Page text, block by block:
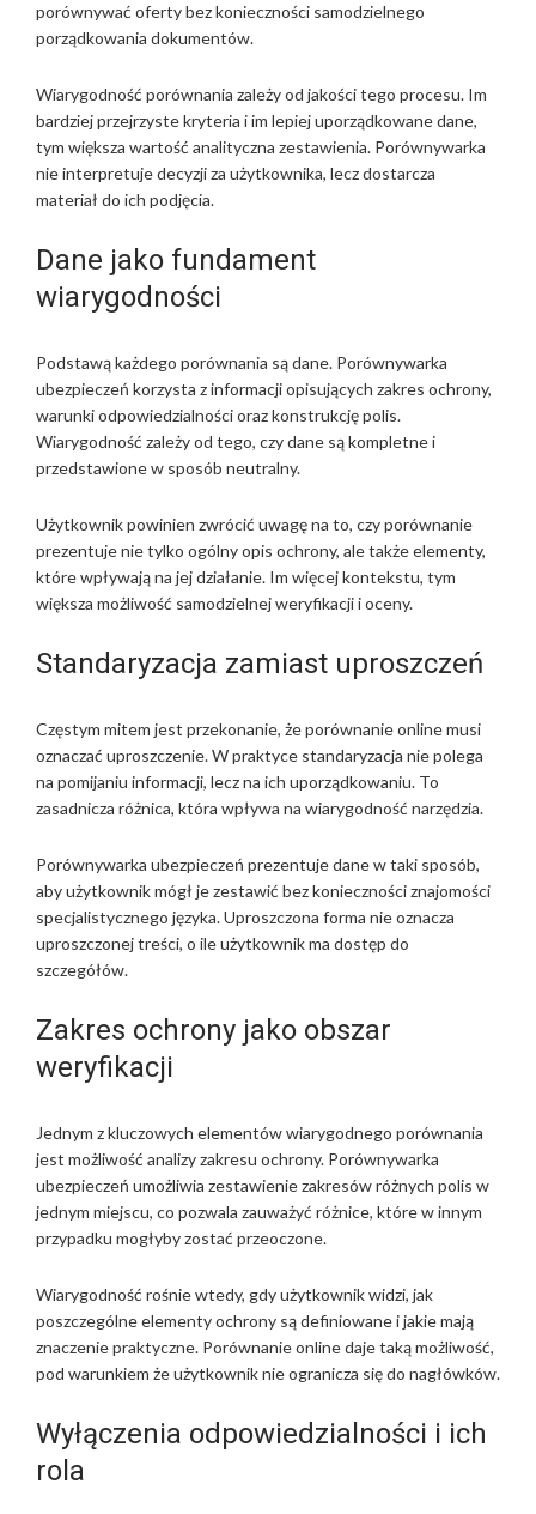
porównywać oferty bez konieczności samodzielnego
porządkowania dokumentów.
Wiarygodność porównania zależy od jakości tego procesu. Im
bardziej przejrzyste kryteria i im lepiej uporządkowane dane,
tym większa wartość analityczna zestawienia. Porównywarka
nie interpretuje decyzji za użytkownika, lecz dostarcza
materiał do ich podjęcia.
Dane jako fundament
wiarygodności
Podstawą każdego porównania są dane. Porównywarka
ubezpieczeń korzysta z informacji opisujących zakres ochrony,
warunki odpowiedzialności oraz konstrukcję polis.
Wiarygodność zależy od tego, czy dane są kompletne i
przedstawione w sposób neutralny.
Użytkownik powinien zwrócić uwagę na to, czy porównanie
prezentuje nie tylko ogólny opis ochrony, ale także elementy,
które wpływają na jej działanie. Im więcej kontekstu, tym
większa możliwość samodzielnej weryfikacji i oceny.
Standaryzacja zamiast uproszczeń
Częstym mitem jest przekonanie, że porównanie online musi
oznaczać uproszczenie. W praktyce standaryzacja nie polega
na pomijaniu informacji, lecz na ich uporządkowaniu. To
zasadnicza różnica, która wpływa na wiarygodność narzędzia.
Porównywarka ubezpieczeń prezentuje dane w taki sposób,
aby użytkownik mógł je zestawić bez konieczności znajomości
specjalistycznego języka. Uproszczona forma nie oznacza
uproszczonej treści, o ile użytkownik ma dostęp do
szczegółów.
Zakres ochrony jako obszar
weryfikacji
Jednym z kluczowych elementów wiarygodnego porównania
jest możliwość analizy zakresu ochrony. Porównywarka
ubezpieczeń umożliwia zestawienie zakresów różnych polis w
jednym miejscu, co pozwala zauważyć różnice, które w innym
przypadku mogłyby zostać przeoczone.
Wiarygodność rośnie wtedy, gdy użytkownik widzi, jak
poszczególne elementy ochrony są definiowane i jakie mają
znaczenie praktyczne. Porównanie online daje taką możliwość,
pod warunkiem że użytkownik nie ogranicza się do nagłówków.
Wyłączenia odpowiedzialności i ich
rola